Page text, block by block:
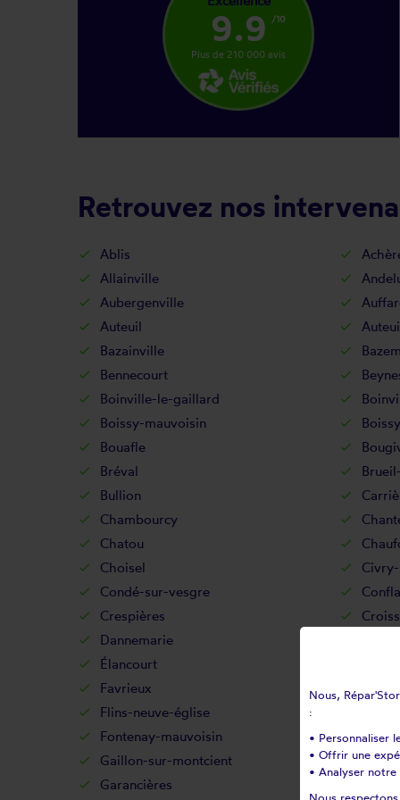
9.9 /10
Plus de 210 000 avis
Retrouvez nos
Ablis
Allainville
Aubergenville
Auteuil
Bazainville
Bennecourt
Boinville-le-gaillard
Boissy-mauvoisin
Bouafle
Bréval
Bullion
Chambourcy
Chatou
Choisel
Condé-sur-vesgre
Crespières
Dannemarie
Élancourt
Favrieux
Flins-neuve-église
Fontenay-mauvoisin
Gaillon-sur-montcient
Garancières
Nous,
:
• Personnaliser
• Offrir une
• Analyser notre